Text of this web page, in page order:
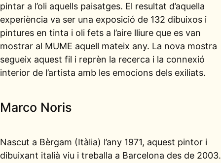
pintar a l’oli aquells paisatges. El resultat d’aquella
experiència va ser una exposició de 132 dibuixos i
pintures en tinta i oli fets a l’aire lliure que es van
mostrar al MUME aquell mateix any. La nova mostra
segueix aquest fil i reprèn la recerca i la connexió
interior de l’artista amb les emocions dels exiliats.
Marco Noris
Nascut a Bèrgam (Itàlia) l’any 1971, aquest pintor i
dibuixant italià viu i treballa a Barcelona des de 2003.